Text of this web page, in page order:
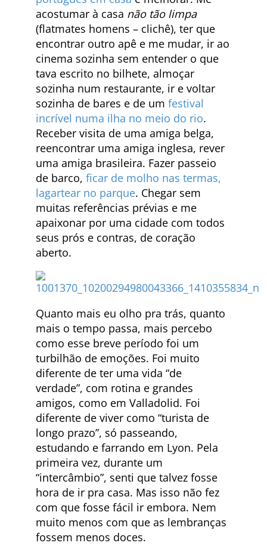
acostumar à casa não tão limpa
(flatmates homens – clichê), ter que
encontrar outro apê e me mudar, ir ao
cinema sozinha sem entender o que
tava escrito no bilhete, almoçar
sozinha num restaurante, ir e voltar
sozinha de bares e de um festival
incrível numa ilha no meio do rio.
Receber visita de uma amiga belga,
reencontrar uma amiga inglesa, rever
uma amiga brasileira. Fazer passeio
de barco, ficar de molho nas termas,
lagartear no parque. Chegar sem
muitas referências prévias e me
apaixonar por uma cidade com todos
seus prós e contras, de coração
aberto.
Quanto mais eu olho pra trás, quanto
mais o tempo passa, mais percebo
como esse breve período foi um
turbilhão de emoções. Foi muito
diferente de ter uma vida “de
verdade”, com rotina e grandes
amigos, como em Valladolid. Foi
diferente de viver como “turista de
longo prazo”, só passeando,
estudando e farrando em Lyon. Pela
primeira vez, durante um
“intercâmbio”, senti que talvez fosse
hora de ir pra casa. Mas isso não fez
com que fosse fácil ir embora. Nem
muito menos com que as lembranças
fossem menos doces.